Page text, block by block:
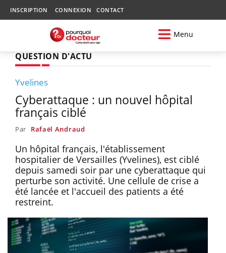
INSCRIPTION CONNEXION CONTACT
Menu
QUESTION D'ACTU
Yvelines
Cyberattaque : un nouvel hôpital
français ciblé
Par Rafaël Andraud
Un hôpital français, l'établissement
hospitalier de Versailles (Yvelines), est ciblé
depuis samedi soir par une cyberattaque qui
perturbe son activité. Une cellule de crise a
été lancée et l'accueil des patients a été
restreint.